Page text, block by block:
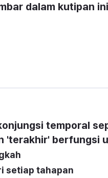
dalam kutipan
temporal
'terakhir' berfungsi
setiap tahapan